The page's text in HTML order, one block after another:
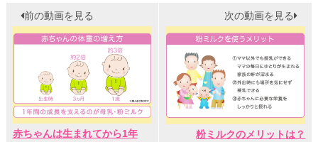
前の動画を見る
赤ちゃんは生まれてから1年
次の動画を見る
粉ミルクのメリットは？